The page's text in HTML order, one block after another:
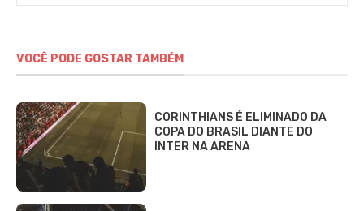
VOCÊ PODE GOSTAR TAMBÉM
CORINTHIANS É ELIMINADO DA
COPA DO BRASIL DIANTE DO
INTER NA ARENA